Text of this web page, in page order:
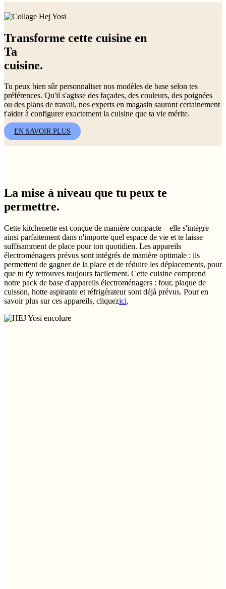
Transforme cette cuisine en
Ta
cuisine.
Tu peux bien sûr personnaliser nos modèles de base selon tes
préférences. Qu'il s'agisse des façades, des couleurs, des poignées
ou des plans de travail, nos experts en magasin sauront certainement
t'aider à configurer exactement la cuisine que ta vie mérite.
EN SAVOIR PLUS
La mise à niveau que tu peux te
permettre.
Cette kitchenette est conçue de manière compacte – elle s'intègre
ainsi parfaitement dans n'importe quel espace de vie et te laisse
suffisamment de place pour ton quotidien. Les appareils
électroménagers prévus sont intégrés de manière optimale : ils
permettent de gagner de la place et de réduire les déplacements, pour
que tu t'y retrouves toujours facilement. Cette cuisine comprend
notre pack de base d'appareils électroménagers : four, plaque de
cuisson, hotte aspirante et réfrigérateur sont déjà prévus. Pour en
savoir plus sur ces appareils, cliquezici.